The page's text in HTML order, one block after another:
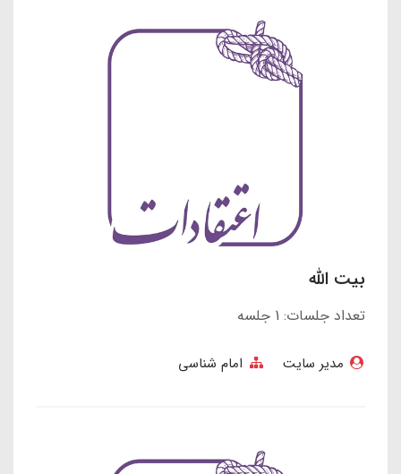
بیت الله
تعداد جلسات: 1 جلسه
مدیر سایت امام شناسی